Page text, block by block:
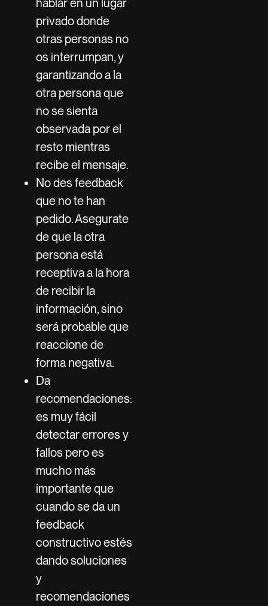
privado donde
otras personas no
os interrumpan, y
garantizando a la
otra persona que
no se sienta
observada por el
resto mientras
recibe el mensaje.
No des feedback
que no te han
pedido. Asegurate
de que la otra
persona está
receptiva a la hora
de recibir la
información, sino
será probable que
reaccione de
forma negativa.
Da
recomendaciones:
es muy fácil
detectar errores y
fallos pero es
mucho más
importante que
cuando se da un
feedback
constructivo estés
dando soluciones
y
recomendaciones